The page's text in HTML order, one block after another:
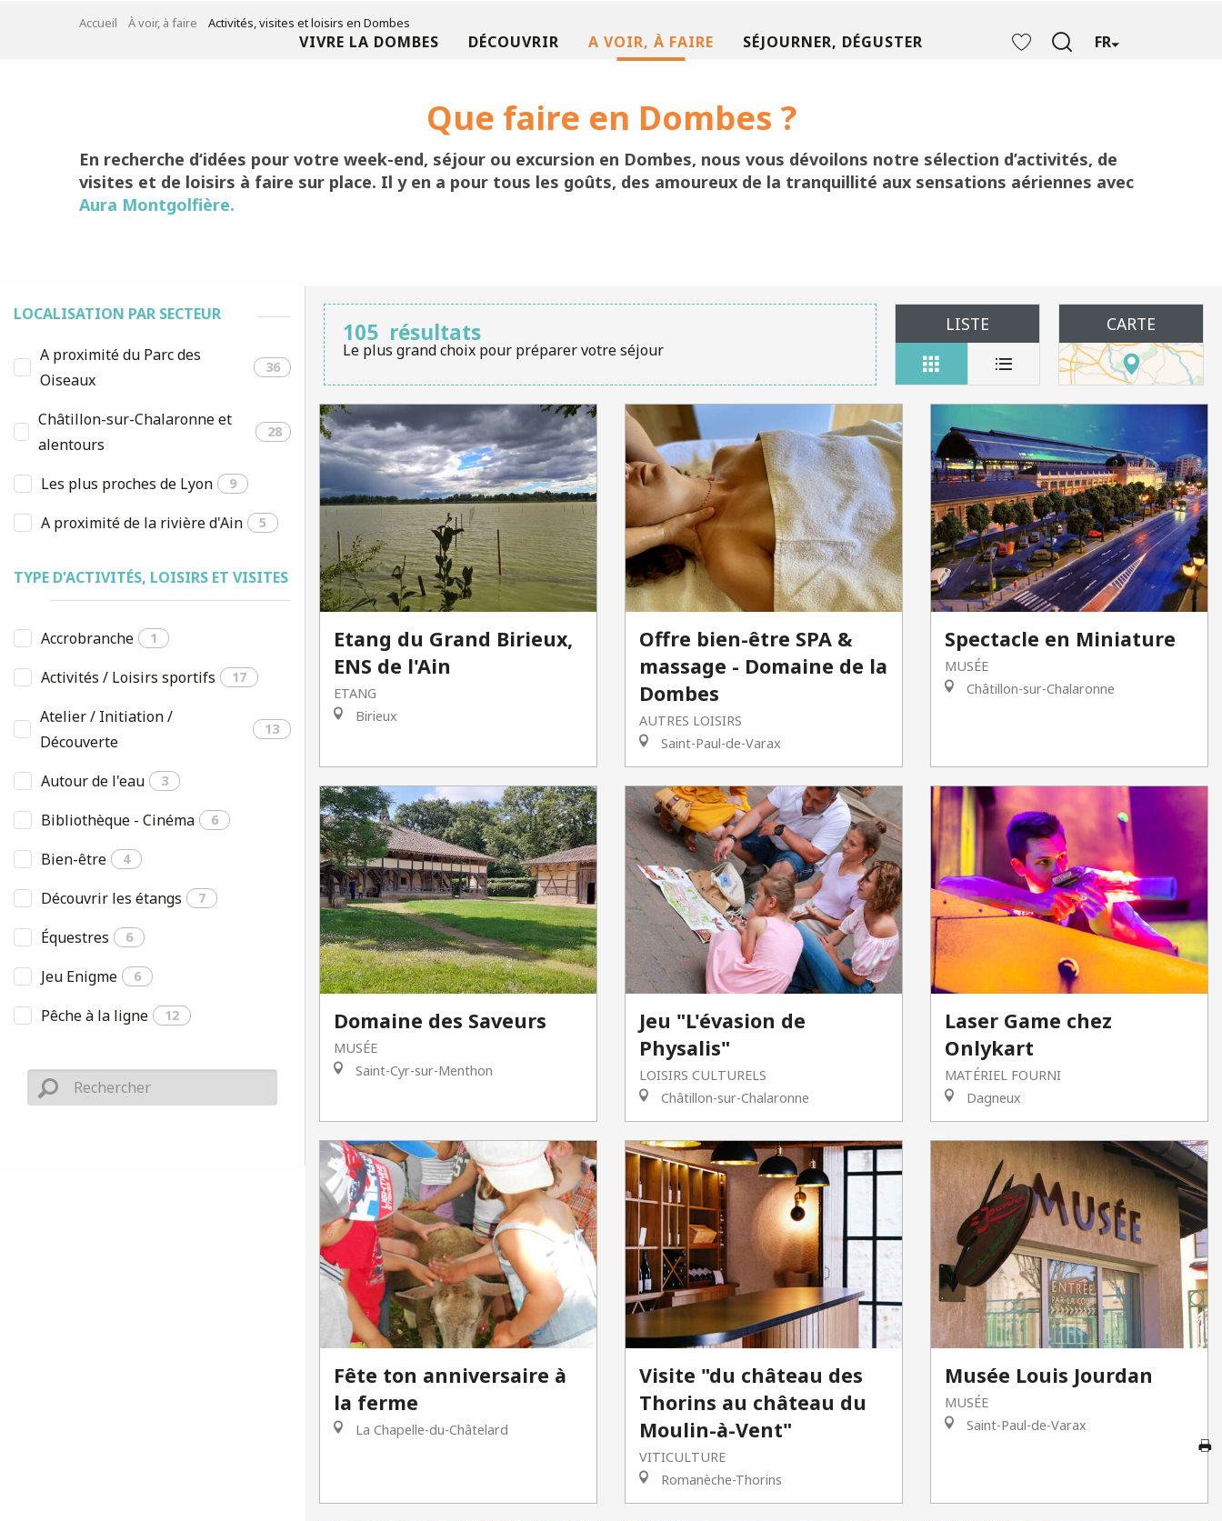
FR
VIVRE LA DOMBES DÉCOUVRIR A VOIR, À FAIRE SÉJOURNER, DÉGUSTER
Accueil À voir, à faire Activités, visites et loisirs en Dombes
Que faire en Dombes ?
En recherche d‘idées pour votre week-end, séjour ou excursion en Dombes, nous vous dévoilons notre sélection d’activités, de
visites et de loisirs à faire sur place. Il y en a pour tous les goûts, des amoureux de la tranquillité aux sensations aériennes avec
Aura Montgolfière.
LOCALISATION PAR SECTEUR
A proximité du Parc des
Oiseaux
36
Châtillon-sur-Chalaronne et
alentours
28
Les plus proches de Lyon 9
A proximité de la rivière d'Ain 5
TYPE D'ACTIVITÉS, LOISIRS ET VISITES
Accrobranche 1
Activités / Loisirs sportifs 17
Atelier / Initiation /
Découverte
13
Autour de l'eau 3
Bibliothèque - Cinéma 6
Bien-être 4
Découvrir les étangs 7
Équestres 6
Jeu Enigme 6
Pêche à la ligne 12
105 résultats
Le plus grand choix pour préparer votre séjour
LISTE CARTE
Etang du Grand Birieux,
ENS de l'Ain
ETANG
Birieux
Offre bien-être SPA &
massage - Domaine de la
Dombes
AUTRES LOISIRS
Saint-Paul-de-Varax
Spectacle en Miniature
MUSÉE
Châtillon-sur-Chalaronne
Domaine des Saveurs
MUSÉE
Saint-Cyr-sur-Menthon
Jeu "L'évasion de
Physalis"
LOISIRS CULTURELS
Châtillon-sur-Chalaronne
Laser Game chez
Onlykart
MATÉRIEL FOURNI
Dagneux
Fête ton anniversaire à
la ferme
La Chapelle-du-Châtelard
Visite "du château des
Thorins au château du
Moulin-à-Vent"
VITICULTURE
Romanèche-Thorins
Musée Louis Jourdan
MUSÉE
Saint-Paul-de-Varax